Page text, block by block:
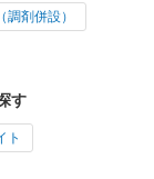
調剤併設）
す
ト